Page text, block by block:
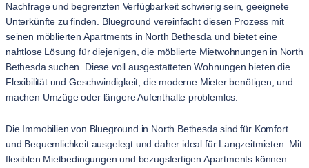
Nachfrage und begrenzten Verfügbarkeit schwierig sein, geeignete
Unterkünfte zu finden. Blueground vereinfacht diesen Prozess mit
seinen möblierten Apartments in North Bethesda und bietet eine
nahtlose Lösung für diejenigen, die möblierte Mietwohnungen in North
Bethesda suchen. Diese voll ausgestatteten Wohnungen bieten die
Flexibilität und Geschwindigkeit, die moderne Mieter benötigen, und
machen Umzüge oder längere Aufenthalte problemlos.
Die Immobilien von Blueground in North Bethesda sind für Komfort
und Bequemlichkeit ausgelegt und daher ideal für Langzeitmieten. Mit
flexiblen Mietbedingungen und bezugsfertigen Apartments können